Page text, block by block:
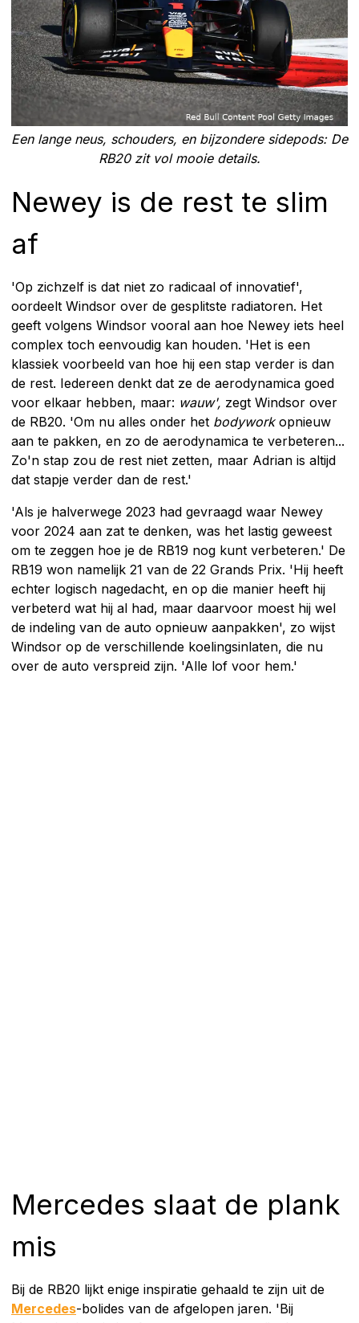
Een lange neus, schouders, en bijzondere sidepods: De
RB20 zit vol mooie details.
Newey is de rest te slim
af
'Op zichzelf is dat niet zo radicaal of innovatief',
oordeelt Windsor over de gesplitste radiatoren. Het
geeft volgens Windsor vooral aan hoe Newey iets heel
complex toch eenvoudig kan houden. 'Het is een
klassiek voorbeeld van hoe hij een stap verder is dan
de rest. Iedereen denkt dat ze de aerodynamica goed
voor elkaar hebben, maar: wauw', zegt Windsor over
de RB20. 'Om nu alles onder het bodyworkopnieuw
aan te pakken, en zo de aerodynamica te verbeteren...
Zo'n stap zou de rest niet zetten, maar Adrian is altijd
dat stapje verder dan de rest.'
'Als je halverwege 2023 had gevraagd waar Newey
voor 2024 aan zat te denken, was het lastig geweest
om te zeggen hoe je de RB19 nog kunt verbeteren.' De
RB19 won namelijk 21 van de 22 Grands Prix. 'Hij heeft
echter logisch nagedacht, en op die manier heeft hij
verbeterd wat hij al had, maar daarvoor moest hij wel
de indeling van de auto opnieuw aanpakken', zo wijst
Windsor op de verschillende koelingsinlaten, die nu
over de auto verspreid zijn. 'Alle lof voor hem.'
Mercedes slaat de plank
mis
Bij de RB20 lijkt enige inspiratie gehaald te zijn uit de
Mercedes-bolides van de afgelopen jaren. 'Bij